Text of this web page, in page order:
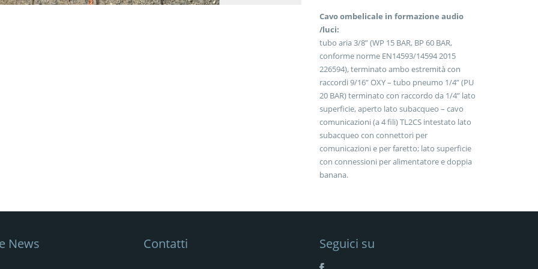
Cavo ombelicale in formazione audio
/luci:
tubo aria 3/8” (WP 15 BAR, BP 60 BAR,
conforme norme EN14593/14594 2015
226594), terminato ambo estremità con
raccordi 9/16” OXY – tubo pneumo 1/4” (PU
20 BAR) terminato con raccordo da 1/4” lato
superficie, aperto lato subacqueo – cavo
comunicazioni (a 4 fili) TL2CS intestato lato
subacqueo con connettori per
comunicazioni e per faretto; lato superficie
con connessioni per alimentatore e doppia
banana.
News Contatti Seguici su